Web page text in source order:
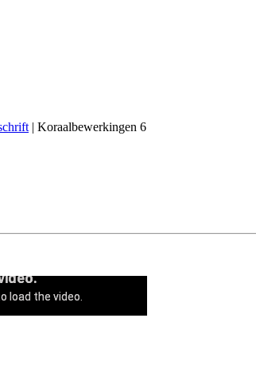
| Koraalbewerkingen 6
load the video.